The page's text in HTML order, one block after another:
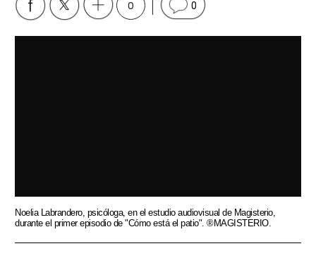
0 0
Noelia Labrandero, psicóloga, en el estudio audiovisual de Magisterio,
durante el primer episodio de "Cómo está el patio". ®MAGISTERIO.